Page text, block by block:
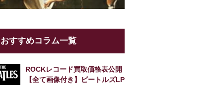
おすすめコラム一覧
ROCKレコード買取価格表公開
【全て画像付き】ビートルズLP